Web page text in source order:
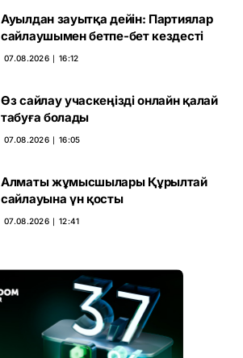
Ауылдан зауытқа дейін: Партиялар
сайлаушымен бетпе-бет кездесті
07.08.2026 ∣ 16:12
Өз сайлау учаскеңізді онлайн қалай
табуға болады
07.08.2026 ∣ 16:05
Алматы жұмысшылары Құрылтай
сайлауына үн қосты
07.08.2026 ∣ 12:41